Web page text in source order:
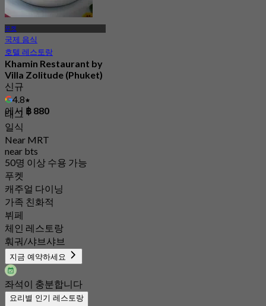
푸켓
국제 음식
호텔 레스토랑
Khamin Restaurant by
Villa Zolitude (Phuket)
신규
4.8
에서 ฿ 880
태그
일식
Near MRT
near bts
50명 이상 수용 가능
푸켓
캐주얼 다이닝
가족 친화적
뷔페
체인 레스토랑
훠궈/샤브샤브
지금 예약하세요
좌석이 충분합니다
요리별 인기 레스토랑